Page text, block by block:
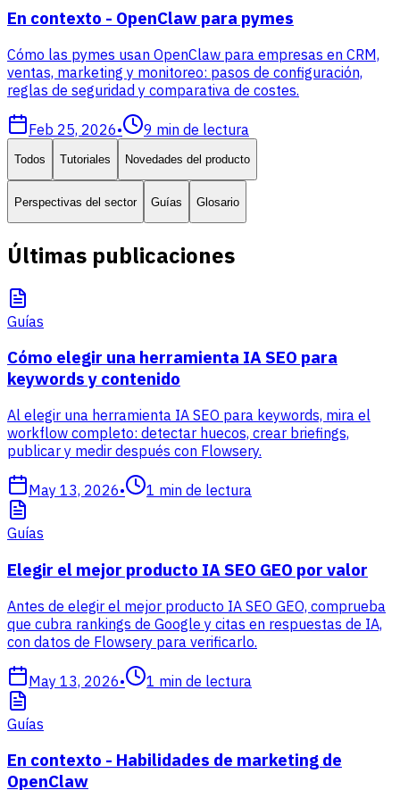
En contexto - OpenClaw para pymes
Cómo las pymes usan OpenClaw para empresas en CRM,
ventas, marketing y monitoreo: pasos de configuración,
reglas de seguridad y comparativa de costes.
Feb 25, 2026• 9 min de lectura
Todos Tutoriales Novedades del producto
Perspectivas del sector Guías Glosario
Últimas publicaciones
Guías
Cómo elegir una herramienta IA SEO para
keywords y contenido
Al elegir una herramienta IA SEO para keywords, mira el
workflow completo: detectar huecos, crear briefings,
publicar y medir después con Flowsery.
May 13, 2026• 1 min de lectura
Guías
Elegir el mejor producto IA SEO GEO por valor
Antes de elegir el mejor producto IA SEO GEO, comprueba
que cubra rankings de Google y citas en respuestas de IA,
con datos de Flowsery para verificarlo.
May 13, 2026• 1 min de lectura
Guías
En contexto - Habilidades de marketing de
OpenClaw